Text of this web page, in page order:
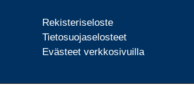
Rekisteriseloste
Tietosuojaselosteet
Evästeet verkkosivuilla